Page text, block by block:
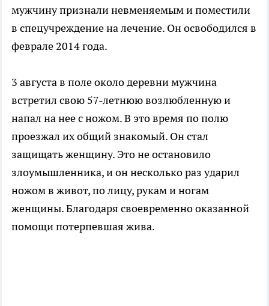
мужчину признали невменяемым и поместили
в спецучреждение на лечение. Он освободился в
феврале 2014 года.
3 августа в поле около деревни мужчина
встретил свою 57-летнюю возлюбленную и
напал на нее с ножом. В это время по полю
проезжал их общий знакомый. Он стал
защищать женщину. Это не остановило
злоумышленника, и он несколько раз ударил
ножом в живот, по лицу, рукам и ногам
женщины. Благодаря своевременно оказанной
помощи потерпевшая жива.